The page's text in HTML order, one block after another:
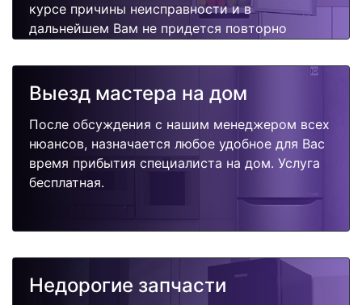
курсе причины неисправности и в
дальнейшем Вам не придется повторно
поломок.
Выезд мастера на дом
После обсуждения с нашим менеджером всех
нюансов, назначается любое удобное для Вас
время прибытия специалиста на дом. Услуга
бесплатная.
Недорогие запчасти